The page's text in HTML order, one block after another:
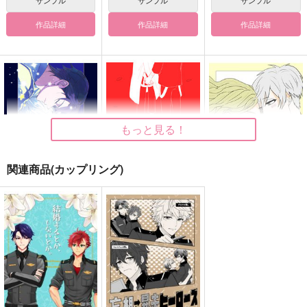
作品詳細 作品詳細 作品詳細
夜明けのポラリス
スピカの棘
944円 （税込）
ブラッド×オスカー
サンプル
落花
4989
717円（税込）
伏見×漆羽洋児
サンプル
もっと見る！
関連商品(カップリング)